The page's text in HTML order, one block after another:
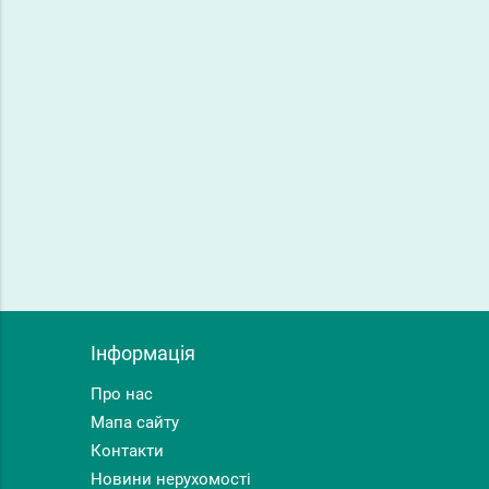
Інформація
Про нас
Мапа сайту
Контакти
Новини нерухомості